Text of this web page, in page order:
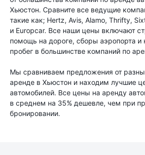
Хьюстон. Сравните все ведущие
такие как; Hertz, Avis, Alamo, Thrifty,
и Europcar. Все наши цены включают
помощь на дороге, сборы аэропорта и
пробег в большинстве компаний по
Мы сравниваем предложения от
аренде в Хьюстон и находим лучшие
автомобилей. Все цены на аренду
в среднем на 35% дешевле, чем при
бронировании.